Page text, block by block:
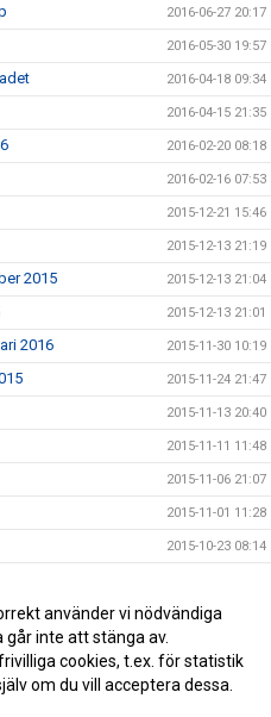
2016-06-27 20:17
2016-05-30 19:57
2016-04-18 09:34
2016-04-15 21:35
2016-02-20 08:18
2016-02-16 07:53
2015-12-21 15:46
2015-12-13 21:19
2015 2015-12-13 21:04
2015-12-13 21:01
2016 2015-11-30 10:19
2015-11-24 21:47
2015-11-13 20:40
2015-11-11 11:48
2015-11-06 21:07
2015-11-01 11:28
2015-10-23 08:14
2015-05-25 14:19
2015-04-08 14:44
använder vi nödvändiga
inte att stänga av.
cookies, t.ex. för statistik
om du vill acceptera dessa.